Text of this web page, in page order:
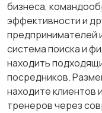
бизнеса,
эффективности и
предпринимателей
система поиска и
находить
посредников.
находите клиентов
тренеров через